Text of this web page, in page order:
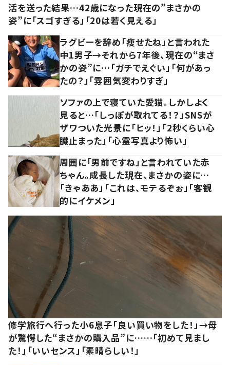
活を送った結果…42歳になった現在の”まさかの
姿”に「スゴすぎる」「20は若く見える」
ラグビーを辞め「痩せたね」と言われた
中1男子→それから7年後、現在の“まさ
かの姿”に…「ガチでえぐい」「何があっ
たの？」「雰囲気変わりすぎ」
ソファの上で寝ていた愛猫。しかしよく
見ると…「しっぽが取れてる！？」SNSが
ザワついた光景に「ヒッ！」「2秒くらい心
臓止まった」「心霊写真より怖い」
周囲に「男前ですね」と言われていた赤
ちゃん。成長した現在、まさかの姿に…
「きゃああ」「これは、モテるぞぉ」「客観
的にイケメン」
修学旅行へ行った小6息子「良い買い物をした！」→母
が驚愕した“まさかの購入品”に……「初めて見まし
た！」「いいセンス」「素晴らしい！」